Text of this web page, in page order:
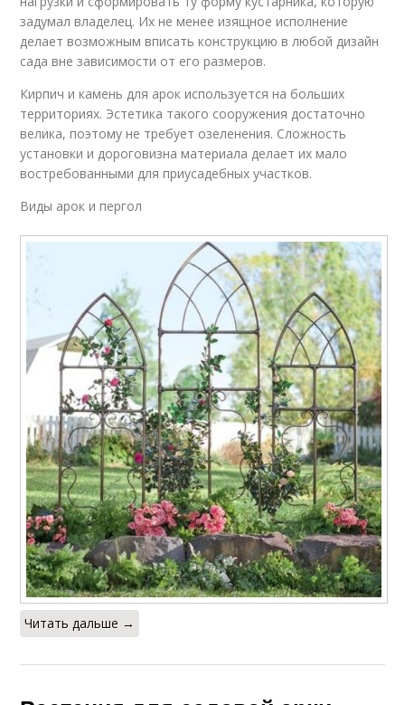
задумал владелец. Их не менее изящное исполнение
делает возможным вписать конструкцию в любой дизайн
сада вне зависимости от его размеров.
Кирпич и камень для арок используется на больших
территориях. Эстетика такого сооружения достаточно
велика, поэтому не требует озеленения. Сложность
установки и дороговизна материала делает их мало
востребованными для приусадебных участков.
Виды арок и пергол
Читать дальше →